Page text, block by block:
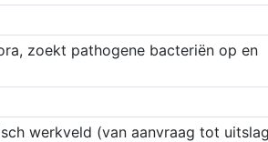
zoekt pathogene bacteriën op en
werkveld (van aanvraag tot